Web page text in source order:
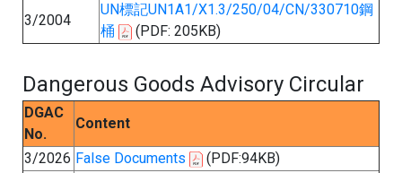
3/2004
UN標記UN1A1/X1.3/250/04/CN/330710鋼
桶
(PDF: 205KB)
Dangerous Goods Advisory Circular
DGAC
No.
Content
3/2026 False Documents (PDF:94KB)